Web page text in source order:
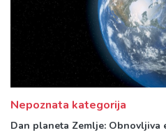
Nepoznata kategorija
Dan planeta Zemlje: